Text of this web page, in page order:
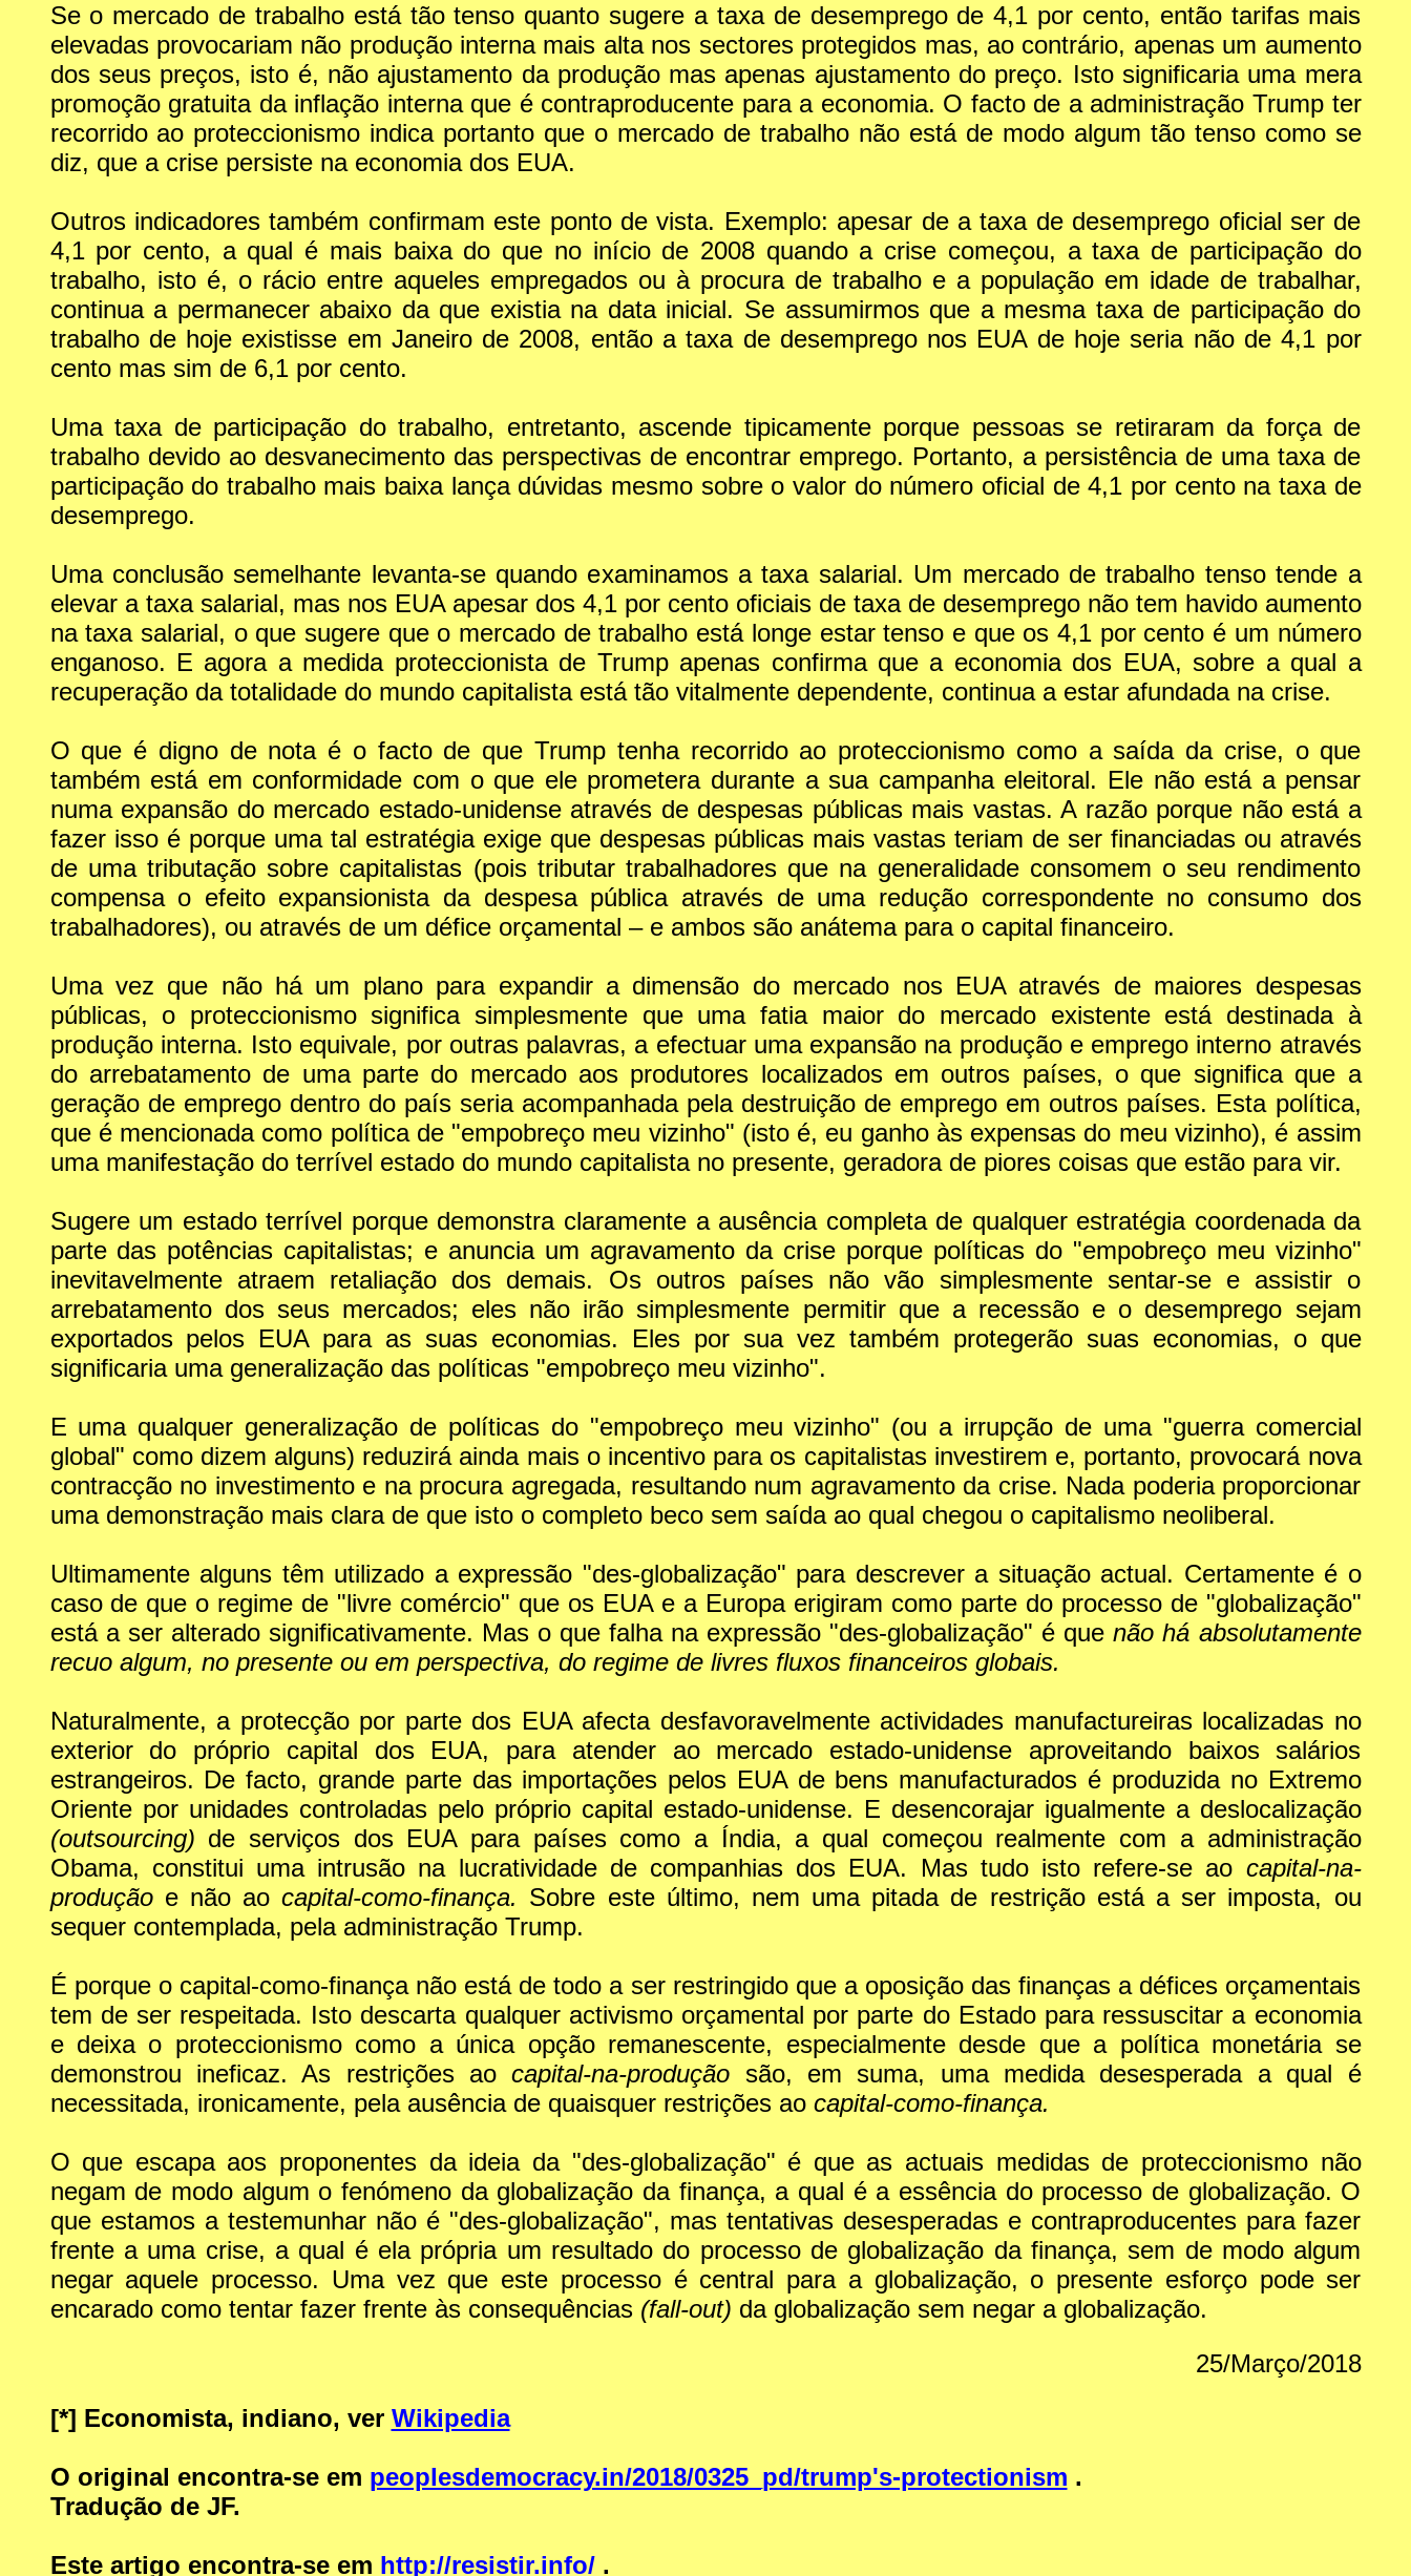
Se o mercado de trabalho está tão tenso quanto sugere a taxa de desemprego de 4,1 por cento, então tarifas mais
elevadas provocariam não produção interna mais alta nos sectores protegidos mas, ao contrário, apenas um aumento
dos seus preços, isto é, não ajustamento da produção mas apenas ajustamento do preço. Isto significaria uma mera
promoção gratuita da inflação interna que é contraproducente para a economia. O facto de a administração Trump ter
recorrido ao proteccionismo indica portanto que o mercado de trabalho não está de modo algum tão tenso como se
diz, que a crise persiste na economia dos EUA.
Outros indicadores também confirmam este ponto de vista. Exemplo: apesar de a taxa de desemprego oficial ser de
4,1 por cento, a qual é mais baixa do que no início de 2008 quando a crise começou, a taxa de participação do
trabalho, isto é, o rácio entre aqueles empregados ou à procura de trabalho e a população em idade de trabalhar,
continua a permanecer abaixo da que existia na data inicial. Se assumirmos que a mesma taxa de participação do
trabalho de hoje existisse em Janeiro de 2008, então a taxa de desemprego nos EUA de hoje seria não de 4,1 por
cento mas sim de 6,1 por cento.
Uma taxa de participação do trabalho, entretanto, ascende tipicamente porque pessoas se retiraram da força de
trabalho devido ao desvanecimento das perspectivas de encontrar emprego. Portanto, a persistência de uma taxa de
participação do trabalho mais baixa lança dúvidas mesmo sobre o valor do número oficial de 4,1 por cento na taxa de
desemprego.
Uma conclusão semelhante levanta-se quando examinamos a taxa salarial. Um mercado de trabalho tenso tende a
elevar a taxa salarial, mas nos EUA apesar dos 4,1 por cento oficiais de taxa de desemprego não tem havido aumento
na taxa salarial, o que sugere que o mercado de trabalho está longe estar tenso e que os 4,1 por cento é um número
enganoso. E agora a medida proteccionista de Trump apenas confirma que a economia dos EUA, sobre a qual a
recuperação da totalidade do mundo capitalista está tão vitalmente dependente, continua a estar afundada na crise.
O que é digno de nota é o facto de que Trump tenha recorrido ao proteccionismo como a saída da crise, o que
também está em conformidade com o que ele prometera durante a sua campanha eleitoral. Ele não está a pensar
numa expansão do mercado estado-unidense através de despesas públicas mais vastas. A razão porque não está a
fazer isso é porque uma tal estratégia exige que despesas públicas mais vastas teriam de ser financiadas ou através
de uma tributação sobre capitalistas (pois tributar trabalhadores que na generalidade consomem o seu rendimento
compensa o efeito expansionista da despesa pública através de uma redução correspondente no consumo dos
trabalhadores), ou através de um défice orçamental – e ambos são anátema para o capital financeiro.
Uma vez que não há um plano para expandir a dimensão do mercado nos EUA através de maiores despesas
públicas, o proteccionismo significa simplesmente que uma fatia maior do mercado existente está destinada à
produção interna. Isto equivale, por outras palavras, a efectuar uma expansão na produção e emprego interno através
do arrebatamento de uma parte do mercado aos produtores localizados em outros países, o que significa que a
geração de emprego dentro do país seria acompanhada pela destruição de emprego em outros países. Esta política,
que é mencionada como política de "empobreço meu vizinho" (isto é, eu ganho às expensas do meu vizinho), é assim
uma manifestação do terrível estado do mundo capitalista no presente, geradora de piores coisas que estão para vir.
Sugere um estado terrível porque demonstra claramente a ausência completa de qualquer estratégia coordenada da
parte das potências capitalistas; e anuncia um agravamento da crise porque políticas do "empobreço meu vizinho"
inevitavelmente atraem retaliação dos demais. Os outros países não vão simplesmente sentar-se e assistir o
arrebatamento dos seus mercados; eles não irão simplesmente permitir que a recessão e o desemprego sejam
exportados pelos EUA para as suas economias. Eles por sua vez também protegerão suas economias, o que
significaria uma generalização das políticas "empobreço meu vizinho".
E uma qualquer generalização de políticas do "empobreço meu vizinho" (ou a irrupção de uma "guerra comercial
global" como dizem alguns) reduzirá ainda mais o incentivo para os capitalistas investirem e, portanto, provocará nova
contracção no investimento e na procura agregada, resultando num agravamento da crise. Nada poderia proporcionar
uma demonstração mais clara de que isto o completo beco sem saída ao qual chegou o capitalismo neoliberal.
Ultimamente alguns têm utilizado a expressão "des-globalização" para descrever a situação actual. Certamente é o
caso de que o regime de "livre comércio" que os EUA e a Europa erigiram como parte do processo de "globalização"
está a ser alterado significativamente. Mas o que falha na expressão "des-globalização" é quenão há absolutamente
recuo algum, no presente ou em perspectiva, do regime de livres fluxos financeiros globais.
Naturalmente, a protecção por parte dos EUA afecta desfavoravelmente actividades manufactureiras localizadas no
exterior do próprio capital dos EUA, para atender ao mercado estado-unidense aproveitando baixos salários
estrangeiros. De facto, grande parte das importações pelos EUA de bens manufacturados é produzida no Extremo
Oriente por unidades controladas pelo próprio capital estado-unidense. E desencorajar igualmente a deslocalização
(outsourcing) de serviços dos EUA para países como a Índia, a qual começou realmente com a administração
Obama, constitui uma intrusão na lucratividade de companhias dos EUA. Mas tudo isto refere-se ao capital-na-
produção e não aocapital-como-finança. Sobre este último, nem uma pitada de restrição está a ser imposta, ou
sequer contemplada, pela administração Trump.
É porque o capital-como-finança não está de todo a ser restringido que a oposição das finanças a défices orçamentais
tem de ser respeitada. Isto descarta qualquer activismo orçamental por parte do Estado para ressuscitar a economia
e deixa o proteccionismo como a única opção remanescente, especialmente desde que a política monetária se
demonstrou ineficaz. As restrições aocapital-na-produção são, em suma, uma medida desesperada a qual é
necessitada, ironicamente, pela ausência de quaisquer restrições ao capital-como-finança.
O que escapa aos proponentes da ideia da "des-globalização" é que as actuais medidas de proteccionismo não
negam de modo algum o fenómeno da globalização da finança, a qual é a essência do processo de globalização. O
que estamos a testemunhar não é "des-globalização", mas tentativas desesperadas e contraproducentes para fazer
frente a uma crise, a qual é ela própria um resultado do processo de globalização da finança, sem de modo algum
negar aquele processo. Uma vez que este processo é central para a globalização, o presente esforço pode ser
encarado como tentar fazer frente às consequências (fall-out) da globalização sem negar a globalização.
25/Março/2018
[*] Economista, indiano, ver Wikipedia
O original encontra-se em peoplesdemocracy.in/2018/0325_pd/trump's-protectionism .
Tradução de JF.
Este artigo encontra-se em http://resistir.info/.